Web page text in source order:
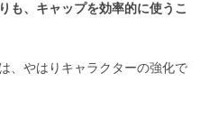
も、キャップを効率的に使うこ
、やはりキャラクターの強化で